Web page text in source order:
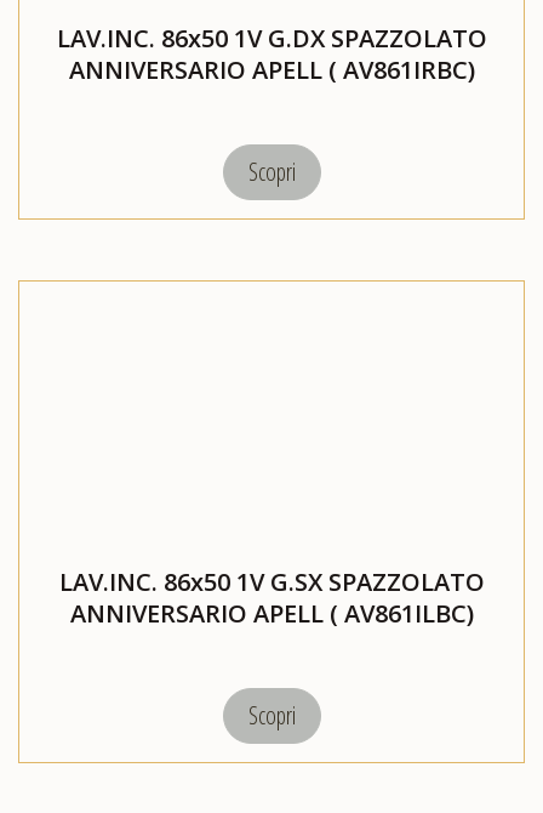
LAV.INC. 86x50 1V G.DX SPAZZOLATO
ANNIVERSARIO APELL ( AV861IRBC)
Scopri
LAV.INC. 86x50 1V G.SX SPAZZOLATO
ANNIVERSARIO APELL ( AV861ILBC)
Scopri